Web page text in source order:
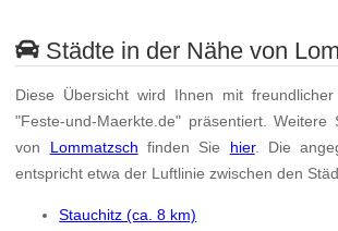
Städte in der Nähe von
Diese Übersicht wird Ihnen mit
"Feste-und-Maerkte.de" präsentiert.
von Lommatzsch finden Sie hier. Die
entspricht etwa der Luftlinie zwischen den
Stauchitz (ca. 8 km)